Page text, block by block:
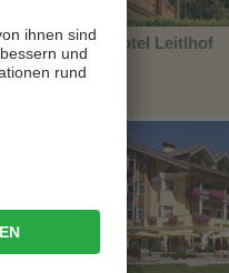
Naturhotel Leitlhof
CIN +